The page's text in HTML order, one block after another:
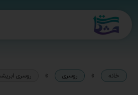
خانه » روسری » روسری